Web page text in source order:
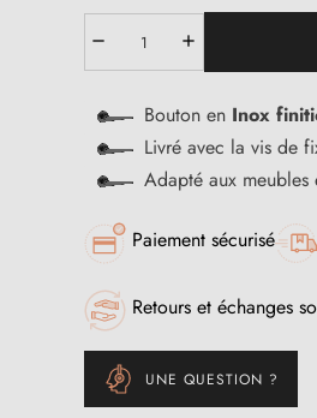
Bouton en Inox
Livré avec la vis de
Adapté aux
Paiement sécurisé
Retours et échanges
UNE QUESTION ?